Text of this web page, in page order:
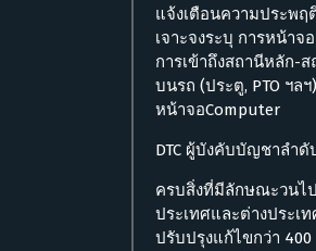
แจ้งเตือนความประพฤ
เจาะจงระบุ การหน้าจ
การเข้าถึงสถานีหลัก-
บนรถ (ประตู, PTO ฯล
หน้าจอComputer
DTC ผู้บังคับบัญชาลำ
ครบสิ่งที่มีลักษณะวนไป
ประเทศและต่างประ
ปรับปรุงแก้ไขกว่า